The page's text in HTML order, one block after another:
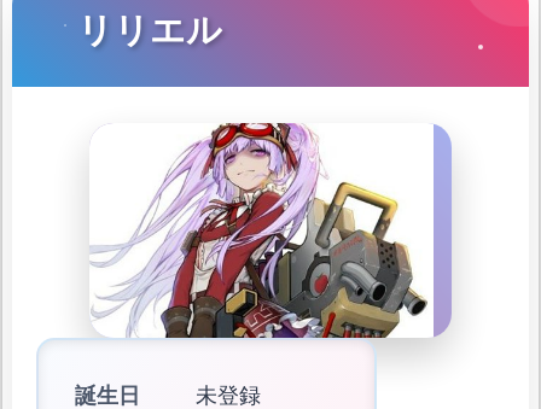
リリエル
誕生日
未登録